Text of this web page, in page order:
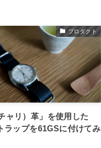
プロダクト
ャリ）革」を使用した
ラップを61GSに付けてみ